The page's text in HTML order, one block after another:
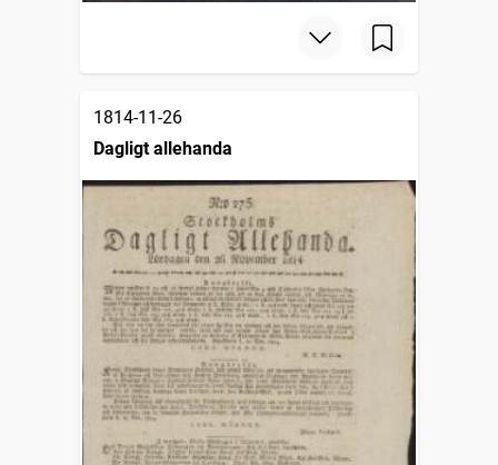
1814-11-26
Dagligt allehanda